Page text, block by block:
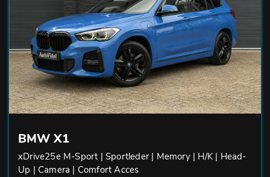
BMW X1
xDrive25e M-Sport | Sportleder | Memory | H/K | Head-
Up | Camera | Comfort Acces